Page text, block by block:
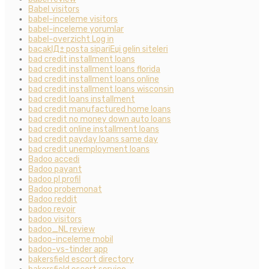
Babel visitors
babel-inceleme visitors
babel-inceleme yorumlar
babel-overzicht Log in
bacaklД± posta sipariЕџi gelin siteleri
bad credit installment loans
bad credit installment loans florida
bad credit installment loans online
bad credit installment loans wisconsin
bad credit loans installment
bad credit manufactured home loans
bad credit no money down auto loans
bad credit online installment loans
bad credit payday loans same day
bad credit unemployment loans
Badoo accedi
Badoo payant
badoo pl profil
Badoo probemonat
Badoo reddit
badoo revoir
badoo visitors
badoo_NL review
badoo-inceleme mobil
badoo-vs-tinder app
bakersfield escort directory